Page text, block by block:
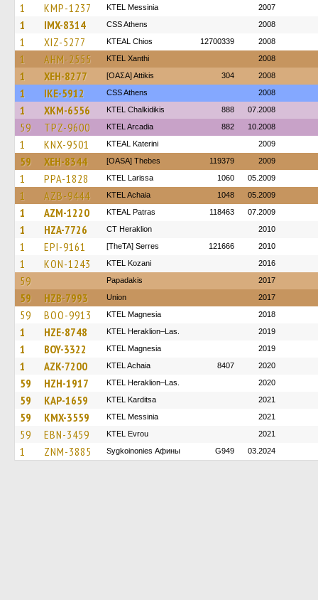
1 KMP-1237 KTEL Messinia 2007
1 IMX-8314 CSS Athens 2008
1 XIZ-5277 KTEAL Chios 12700339 2008
1 AHM-2555 KTEL Xanthi 2008
1 XEH-8277 [ΟΑΣΑ] Αttikis 304 2008
1 IKE-5912 CSS Athens 2008
1 XKM-6556 ΚΤΕL Chalkidikis 888 07.2008
59 TPZ-9600 KTEL Arcadia 882 10.2008
1 KNX-9501 KTEAL Katerini 2009
59 XEH-8344 [OASA] Thebes 119379 2009
1 PPA-1828 KTEL Larissa 1060 05.2009
1 AZB-9444 KTEL Achaia 1048 05.2009
1 AZM-1220 KTEAL Patras 118463 07.2009
1 HZA-7726 CT Heraklion 2010
1 EPI-9161 [TheTA] Serres 121666 2010
1 KON-1243 ΚΤΕL Kozani 2016
59 Papadakis 2017
59 HZB-7993 Union 2017
59 BOO-9913 ΚΤΕL Magnesia 2018
1 HZE-8748 KTEL Heraklion–Las. 2019
1 BOY-3322 ΚΤΕL Magnesia 2019
1 AZK-7200 KTEL Achaia 8407 2020
59 HZH-1917 KTEL Heraklion–Las. 2020
59 KAP-1659 ΚΤΕL Karditsa 2021
59 KMX-3559 KTEL Messinia 2021
59 EBN-3459 KTEL Evrou 2021
1 ZNM-3885 Sygkoinonies Афины G949 03.2024